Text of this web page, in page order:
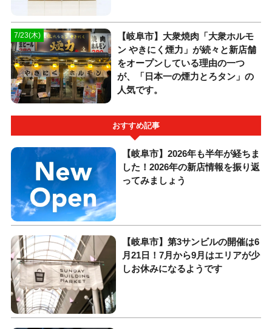
7/23(木)
【岐阜市】大衆焼肉「大衆ホルモ
ン やきにく煙力」が続々と新店舗
をオープンしている理由の一つ
が、「日本一の煙力とろタン」の
人気です。
おすすめ記事
【岐阜市】2026年も半年が経ちま
した！2026年の新店情報を振り返
ってみましょう
【岐阜市】第3サンビルの開催は6
月21日！7月から9月はエリアが少
しお休みになるようです